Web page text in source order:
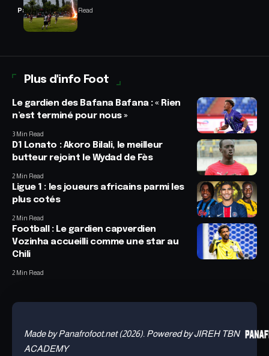
Panafrofoot2 Min Read
Plus d'info Foot
Le gardien des Bafana Bafana : « Rien
n’est terminé pour nous »
3 Min Read
D1 Lonato : Akoro Bilali, le meilleur
butteur rejoint le Wydad de Fès
2 Min Read
Ligue 1 : les joueurs africains parmi les
plus cotés
2 Min Read
Football : Le gardien capverdien
Vozinha accueilli comme une star au
Chili
2 Min Read
Made by Panafrofoot.net (2026). Powered by JIREH TBN
ACADEMY